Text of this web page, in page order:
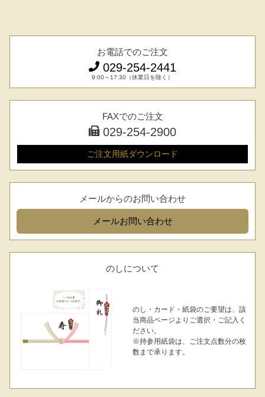
お電話でのご注文
029-254-2441
9:00～17:30（休業日を除く）
FAXでのご注文
029-254-2900
ご注文用紙ダウンロード
メールからのお問い合わせ
メールお問い合わせ
のしについて
のし・カード・紙袋のご要望は、該
当商品ページよりご選択・ご記入く
ださい。
※持参用紙袋は、ご注文点数分の枚
数まで承ります。